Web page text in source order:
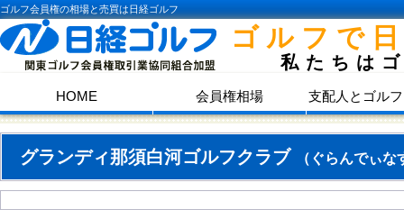
ゴルフ会員権の相場と売買は日経ゴルフ
ゴルフで
私たちは
HOME 会員権相場 支配人とゴル
グランディ那須白河ゴルフクラブ （ぐらんでぃ